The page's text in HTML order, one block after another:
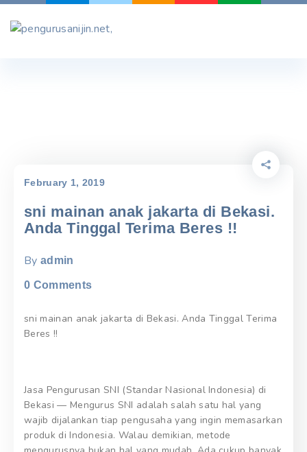
Skip
February 1, 2019
sni mainan anak jakarta di Bekasi.
Anda Tinggal Terima Beres !!
By admin
0 Comments
sni mainan anak jakarta di Bekasi. Anda Tinggal Terima
Beres !!
Jasa Pengurusan SNI (Standar Nasional Indonesia) di
Bekasi — Mengurus SNI adalah salah satu hal yang
wajib dijalankan tiap pengusaha yang ingin memasarkan
produk di Indonesia. Walau demikian, metode